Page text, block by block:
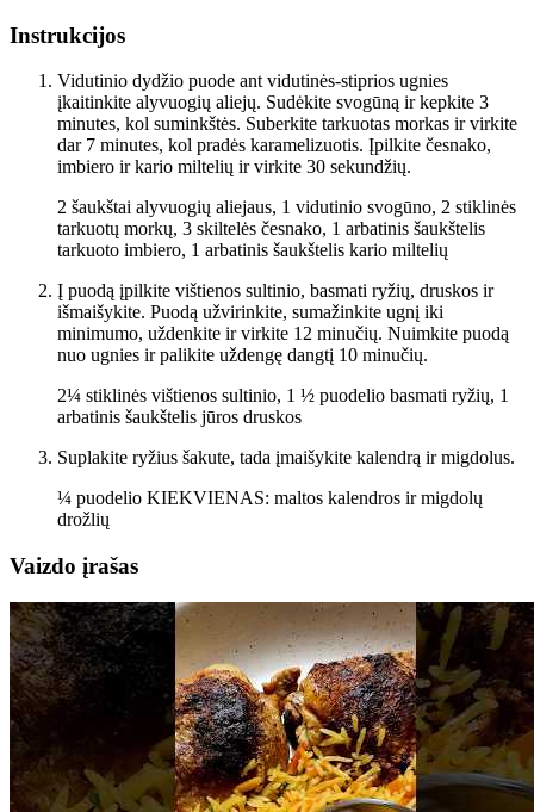
Instrukcijos
Vidutinio dydžio puode ant vidutinės-stiprios ugnies
įkaitinkite alyvuogių aliejų. Sudėkite svogūną ir kepkite 3
minutes, kol suminkštės. Suberkite tarkuotas morkas ir virkite
dar 7 minutes, kol pradės karamelizuotis. Įpilkite česnako,
imbiero ir kario miltelių ir virkite 30 sekundžių.
2 šaukštai alyvuogių aliejaus, 1 vidutinio svogūno, 2 stiklinės
tarkuotų morkų, 3 skiltelės česnako, 1 arbatinis šaukštelis
tarkuoto imbiero, 1 arbatinis šaukštelis kario miltelių
Į puodą įpilkite vištienos sultinio, basmati ryžių, druskos ir
išmaišykite. Puodą užvirinkite, sumažinkite ugnį iki
minimumo, uždenkite ir virkite 12 minučių. Nuimkite puodą
nuo ugnies ir palikite uždengę dangtį 10 minučių.
2¼ stiklinės vištienos sultinio, 1 ½ puodelio basmati ryžių, 1
arbatinis šaukštelis jūros druskos
Suplakite ryžius šakute, tada įmaišykite kalendrą ir migdolus.
¼ puodelio KIEKVIENAS: maltos kalendros ir migdolų
drožlių
Vaizdo įrašas